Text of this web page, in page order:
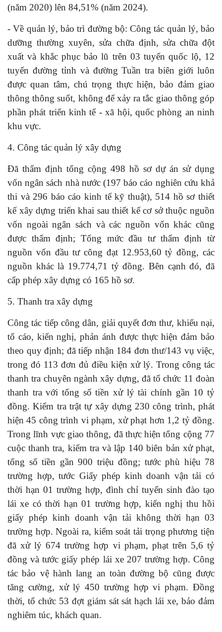
(năm 2020) lên 84,51% (năm 2024).
- Về quản lý, bảo trì đường bộ: Công tác quản lý, bảo
dưỡng thường xuyên, sửa chữa định, sửa chữa đột
xuất và khắc phục bảo lũ trên 03 tuyến quốc lộ, 12
tuyến đường tỉnh và đường Tuần tra biên giới luôn
được quan tâm, chú trọng thực hiện, bảo đảm giao
thông thông suốt, không để xảy ra tắc giao thông góp
phần phát triển kinh tế - xã hội, quốc phòng an ninh
khu vực.
4. Công tác quản lý xây dựng
Đã thẩm định tổng cộng 498 hồ sơ dự án sử dụng
vốn ngân sách nhà nước (197 báo cáo nghiên cứu khả
thi và 296 báo cáo kinh tế kỹ thuật), 514 hồ sơ thiết
kế xây dựng triển khai sau thiết kế cơ sở thuộc nguồn
vốn ngoài ngân sách và các nguồn vốn khác cũng
được thẩm định; Tổng mức đầu tư thẩm định từ
nguồn vốn đầu tư công đạt 12.953,60 tỷ đồng, các
nguồn khác là 19.774,71 tỷ đồng. Bên cạnh đó, đã
cấp phép xây dựng có 165 hồ sơ.
5. Thanh tra xây dựng
Công tác tiếp công dân, giải quyết đơn thư, khiếu nại,
tố cáo, kiến nghị, phản ánh được thực hiện đảm bảo
theo quy định; đã tiếp nhận 184 đơn thư/143 vụ việc,
trong đó 113 đơn đủ điều kiện xử lý. Trong công tác
thanh tra chuyên ngành xây dựng, đã tổ chức 11 đoàn
thanh tra với tổng số tiền xử lý tài chính gần 10 tỷ
đồng. Kiểm tra trật tự xây dựng 230 công trình, phát
hiện 45 công trình vi phạm, xử phạt hơn 1,2 tỷ đồng.
Trong lĩnh vực giao thông, đã thực hiện tổng cộng 77
cuộc thanh tra, kiểm tra và lập 140 biên bản xử phạt,
tổng số tiền gần 900 triệu đồng; tước phù hiệu 78
trường hợp, tước Giấy phép kinh doanh vận tải có
thời hạn 01 trường hợp, đình chỉ tuyển sinh đào tạo
lái xe có thời hạn 01 trường hợp, kiến nghị thu hồi
giấy phép kinh doanh vận tải không thời hạn 03
trường hợp. Ngoài ra, kiểm soát tải trọng phương tiện
đã xử lý 674 trường hợp vi phạm, phạt trên 5,6 tỷ
đồng và tước giấy phép lái xe 207 trường hợp. Công
tác bảo vệ hành lang an toàn đường bộ cũng được
tăng cường, xử lý 450 trường hợp vi phạm. Đồng
thời, tổ chức 53 đợt giám sát sát hạch lái xe, bảo đảm
nghiêm túc, khách quan.